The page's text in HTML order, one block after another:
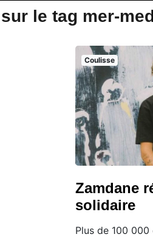
le tag mer-
Coulisse
Zamdane
solidaire
Plus de 100